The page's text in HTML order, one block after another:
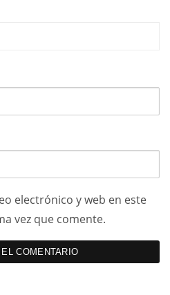
electrónico y web en este
vez que comente.